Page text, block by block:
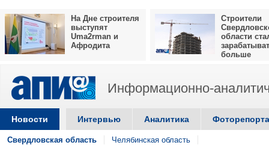
На Дне строителя
выступят
Uma2rman и
Афродита
Строители
области
больше
Информационно-
Новости Интервью Аналитика
Свердловская область Челябинская область